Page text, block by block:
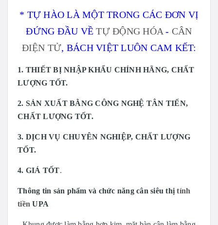
* TỰ HÀO LÀ MỘT TRONG CÁC ĐƠN VỊ
ĐỨNG ĐẦU VỀTỰ ĐỘNG HÓA - CÂN
ĐIỆN TỬ, BÁCH VIỆT LUÔN CAM KẾT:
1. THIẾT BỊ NHẬP KHẨU CHÍNH HÃNG, CHẤT
LƯỢNG TỐT.
2. SẢN XUẤT BẰNG CÔNG NGHỆ TÂN TIẾN,
CHẤT LƯỢNG TỐT.
3. DỊCH VỤ CHUYÊN NGHIỆP, CHẤT LƯỢNG
TỐT.
4. GIÁ TỐT.
Thông tin sản phẩm và chức năng cân siêu thịtính
tiền UPA